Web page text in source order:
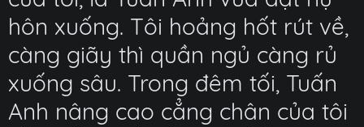
hôn xuống. Tôi hoảng hốt rút về,
càng giãy thì quần ngủ càng rủ
xuống sâu. Trong đêm tối, Tuấn
Anh nâng cao cẳng chân của tôi